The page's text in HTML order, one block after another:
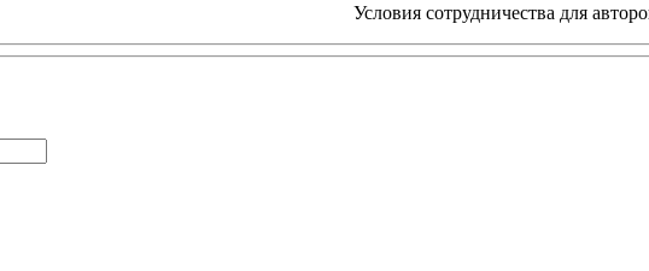
Условия сотрудничества для